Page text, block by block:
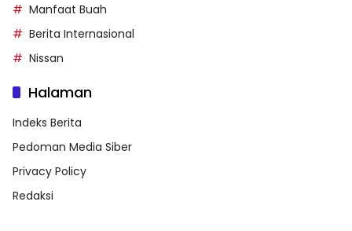
Manfaat Buah
Berita Internasional
Nissan
Halaman
Indeks Berita
Pedoman Media Siber
Privacy Policy
Redaksi